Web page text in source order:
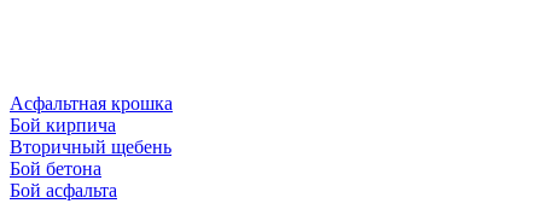
Асфальтная крошка
Бой кирпича
Вторичный щебень
Бой бетона
Бой асфальта